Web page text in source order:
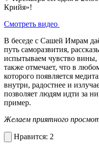
Крийя»!
Смотреть видео
В беседе с Сашей Имрам
путь саморазвития,
испытываем чувство вины,
также отмечает, что в
которого появляется
внутри, радостнее и
позволяет людям идти за
пример.
Желаем приятного
2